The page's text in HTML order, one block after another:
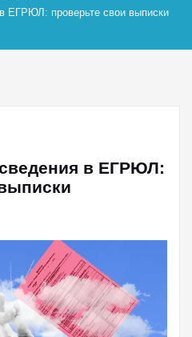
ЕГРЮЛ: проверьте свои выписки
в ЕГРЮЛ: